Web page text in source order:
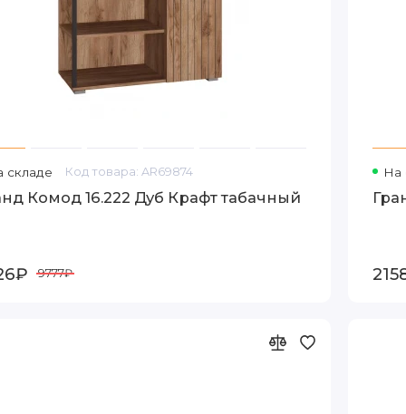
складе Код товара: AR69874
Комод 16.222 Дуб Крафт табачный
9777₽
На